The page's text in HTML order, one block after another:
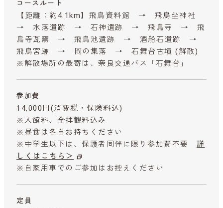
コースルート
【距離：約4.1km】飛鳥資料館 → 飛鳥坐神社
→ 水落遺跡 → 石神遺跡 → 飛鳥寺 → 飛
鳥寺瓦窯 → 飛鳥池遺跡 → 酒船石遺跡 →
飛鳥宮跡 → 岡の集落 → 石舞台古墳 (解散)
※解散場所の最寄は、奈良交通バス「石舞台」
参加費
14,000円 (消費税・保険料込)
※入館料、全拝観料込み
※昼食は各自お持ちください
※中学生以下は、保護者同伴に限り参加費不要 詳
しくはこちら＞
※自家用車でのご参加はお控えください
定員